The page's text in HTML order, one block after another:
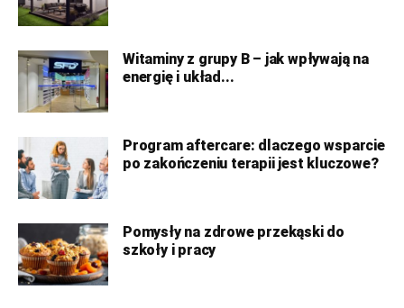
Witaminy z grupy B – jak wpływają na
energię i układ...
Program aftercare: dlaczego wsparcie
po zakończeniu terapii jest kluczowe?
Pomysły na zdrowe przekąski do
szkoły i pracy